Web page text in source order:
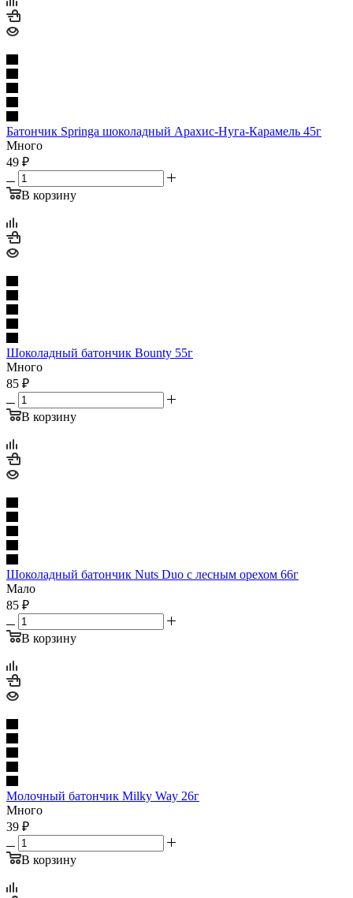
Батончик Springa шоколадный Арахис-Нуга-Карамель 45г
Много
49 ₽
В корзину
Шоколадный батончик Bounty 55г
Много
85 ₽
В корзину
Шоколадный батончик Nuts Duo с лесным орехом 66г
Мало
85 ₽
В корзину
Молочный батончик Milky Way 26г
Много
39 ₽
В корзину